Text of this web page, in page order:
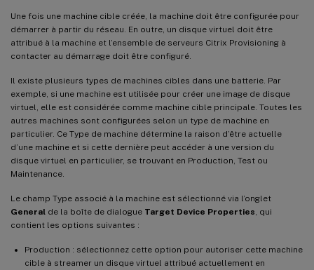
Une fois une machine cible créée, la machine doit être configurée pour
démarrer à partir du réseau. En outre, un disque virtuel doit être
attribué à la machine et l’ensemble de serveurs Citrix Provisioning à
contacter au démarrage doit être configuré.
Il existe plusieurs types de machines cibles dans une batterie. Par
exemple, si une machine est utilisée pour créer une image de disque
virtuel, elle est considérée comme machine cible principale. Toutes les
autres machines sont configurées selon un type de machine en
particulier. Ce Type de machine détermine la raison d’être actuelle
d’une machine et si cette dernière peut accéder à une version du
disque virtuel en particulier, se trouvant en Production, Test ou
Maintenance.
Le champ Type associé à la machine est sélectionné via l’onglet
General de la boîte de dialogue Target Device Properties , qui
contient les options suivantes :
Production : sélectionnez cette option pour autoriser cette machine
cible à streamer un disque virtuel attribué actuellement en